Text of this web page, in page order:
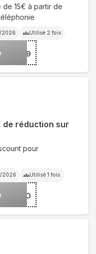
15€ à partir de
2026 Utilisé 2 fois
de réduction sur
pour
2026 Utilisé 1 fois